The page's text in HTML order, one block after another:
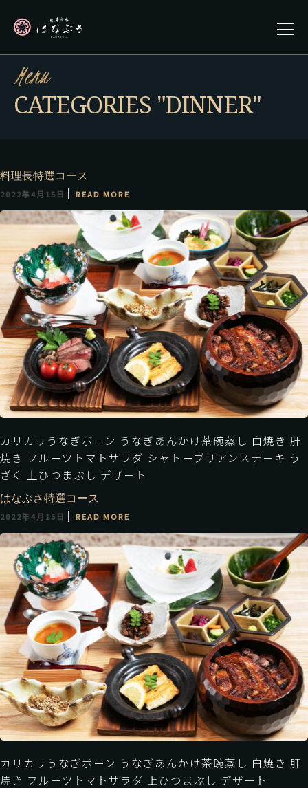
Menu
CATEGORIES "DINNER"
料理長特選コース
2022年4月15日 READ MORE
カリカリうなぎボーン うなぎあんかけ茶碗蒸し 白焼き 肝
焼き フルーツトマトサラダ シャトーブリアンステーキ う
ざく 上ひつまぶし デザート
はなぶさ特選コース
2022年4月15日 READ MORE
カリカリうなぎボーン うなぎあんかけ茶碗蒸し 白焼き 肝
焼き フルーツトマトサラダ 上ひつまぶし デザート